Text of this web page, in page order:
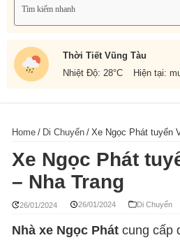
Thời Tiết Vũng Tàu
Nhiệt Độ: 28°C Hiện tại:
Home / Di Chuyển / Xe Ngọc Phát tuyến
Xe Ngọc Phát
– Nha Trang
26/01/2024 26/01/2024 Di Chuyển
Nhà xe Ngọc Phát cung cấp